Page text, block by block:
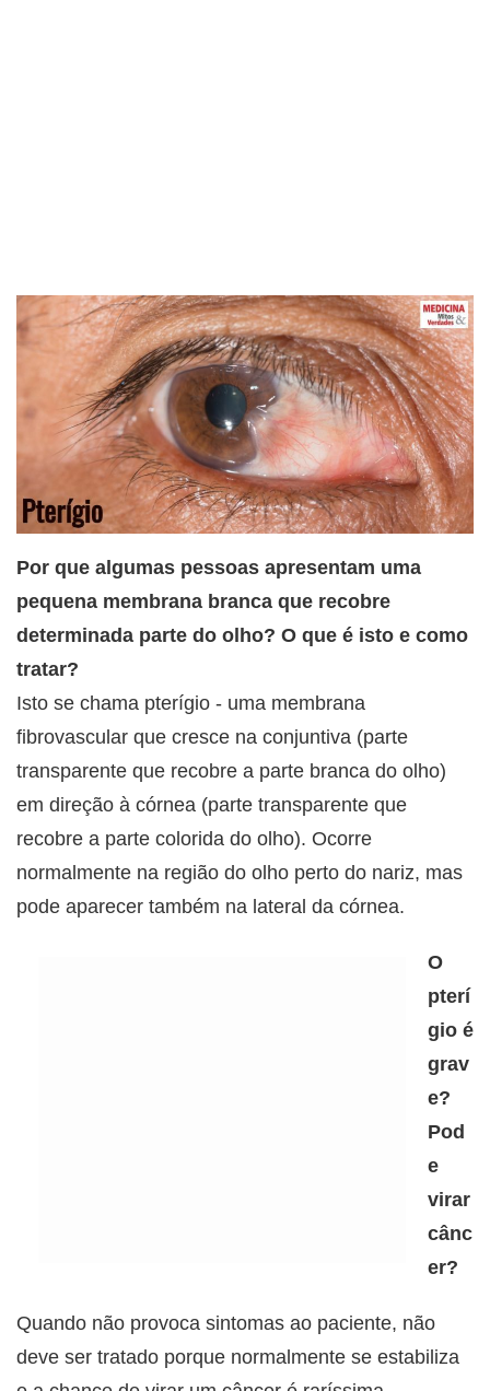
Por que algumas pessoas apresentam uma
pequena membrana branca que recobre
determinada parte do olho? O que é isto e como
tratar?
Isto se chama pterígio - uma membrana
fibrovascular que cresce na conjuntiva (parte
transparente que recobre a parte branca do olho)
em direção à córnea (parte transparente que
recobre a parte colorida do olho). Ocorre
normalmente na região do olho perto do nariz, mas
pode aparecer também na lateral da córnea.
O
pterí
gio é
grav
e?
Pod
e
virar
cânc
er?
Quando não provoca sintomas ao paciente, não
deve ser tratado porque normalmente se estabiliza